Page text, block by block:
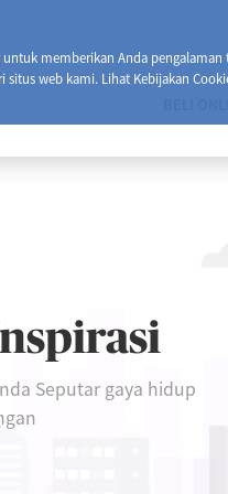
memberikan Anda
situs web kami. Lihat Kebijakan
Seputar gaya hidup